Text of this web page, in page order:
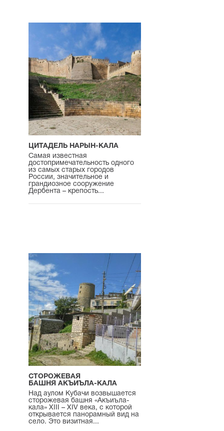
ЦИТАДЕЛЬ НАРЫН-КАЛА
Самая известная
достопримечательность одного
из самых старых городов
России, значительное и
грандиозное сооружение
Дербента – крепость...
СТОРОЖЕВАЯ
БАШНЯ АКЪИЪЛА-КАЛА
Над аулом Кубачи возвышается
сторожевая башня «Акъиъла-
кала» XIII – XIV века, с которой
открывается панорамный вид на
село. Это визитная...